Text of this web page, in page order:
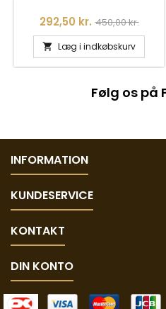
Pris
292,50 kr. Normalpris
450,00 kr.
 Læg i indkøbskurv
Følg os på
INFORMATION
KUNDESERVICE
KONTAKT
DIN KONTO